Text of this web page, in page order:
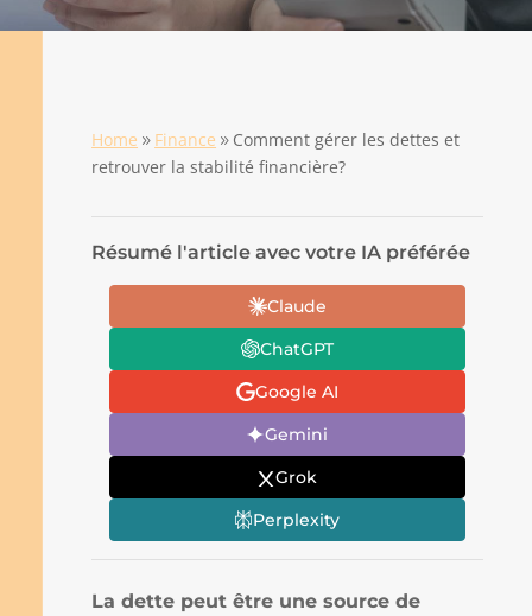
Home 9 Finance 9 Comment gérer les dettes et
retrouver la stabilité financière?
Résumé l'article avec votre IA préférée
Claude
ChatGPT
Google AI
Gemini
Grok
Perplexity
La dette peut être une source de